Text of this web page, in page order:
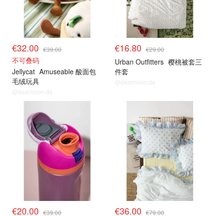
€32.00 €39.00
不可叠码
Jellycat Amuseable 酸面包
毛绒玩具
@dealmoon.de
€16.80 €29.00
Urban Outfitters 樱桃被套三
件套
@dealmoon.de
€20.00 €39.00 €36.00 €79.00